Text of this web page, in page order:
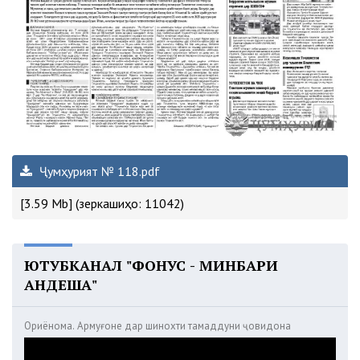
Ҷумҳурият № 118.pdf
[3.59 Mb] (зеркашиҳо: 11042)
ЮТУБКАНАЛ "ФОНУС - МИНБАРИ
АНДЕША"
Ориёнома. Армуғоне дар шинохти тамаддуни ҷовидона